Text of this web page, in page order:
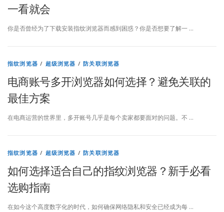
一看就会
你是否曾经为了下载安装指纹浏览器而感到困惑？你是否想要了解一 …
指纹浏览器 / 超级浏览器 /防关联浏览器
电商账号多开浏览器如何选择？避免关联的
最佳方案
在电商运营的世界里，多开账号几乎是每个卖家都要面对的问题。不 …
指纹浏览器 / 超级浏览器 /防关联浏览器
如何选择适合自己的指纹浏览器？新手必看
选购指南
在如今这个高度数字化的时代，如何确保网络隐私和安全已经成为每 …